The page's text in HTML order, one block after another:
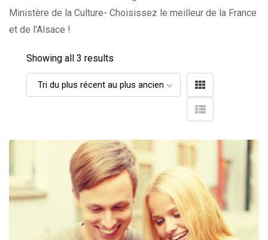
Ministère de la Culture- Choisissez le meilleur de la France
et de l’Alsace !
Showing all 3 results